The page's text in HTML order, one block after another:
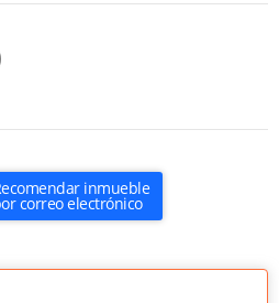
inmueble
correo electrónico